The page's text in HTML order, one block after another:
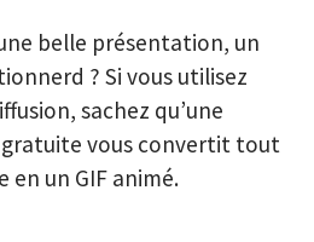
belle présentation, un
? Si vous utilisez
sachez qu’une
vous convertit tout
en un GIF animé.